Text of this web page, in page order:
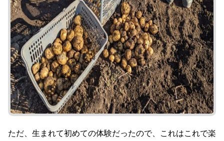
ただ、生まれて初めての体験だったので、これはこれで楽